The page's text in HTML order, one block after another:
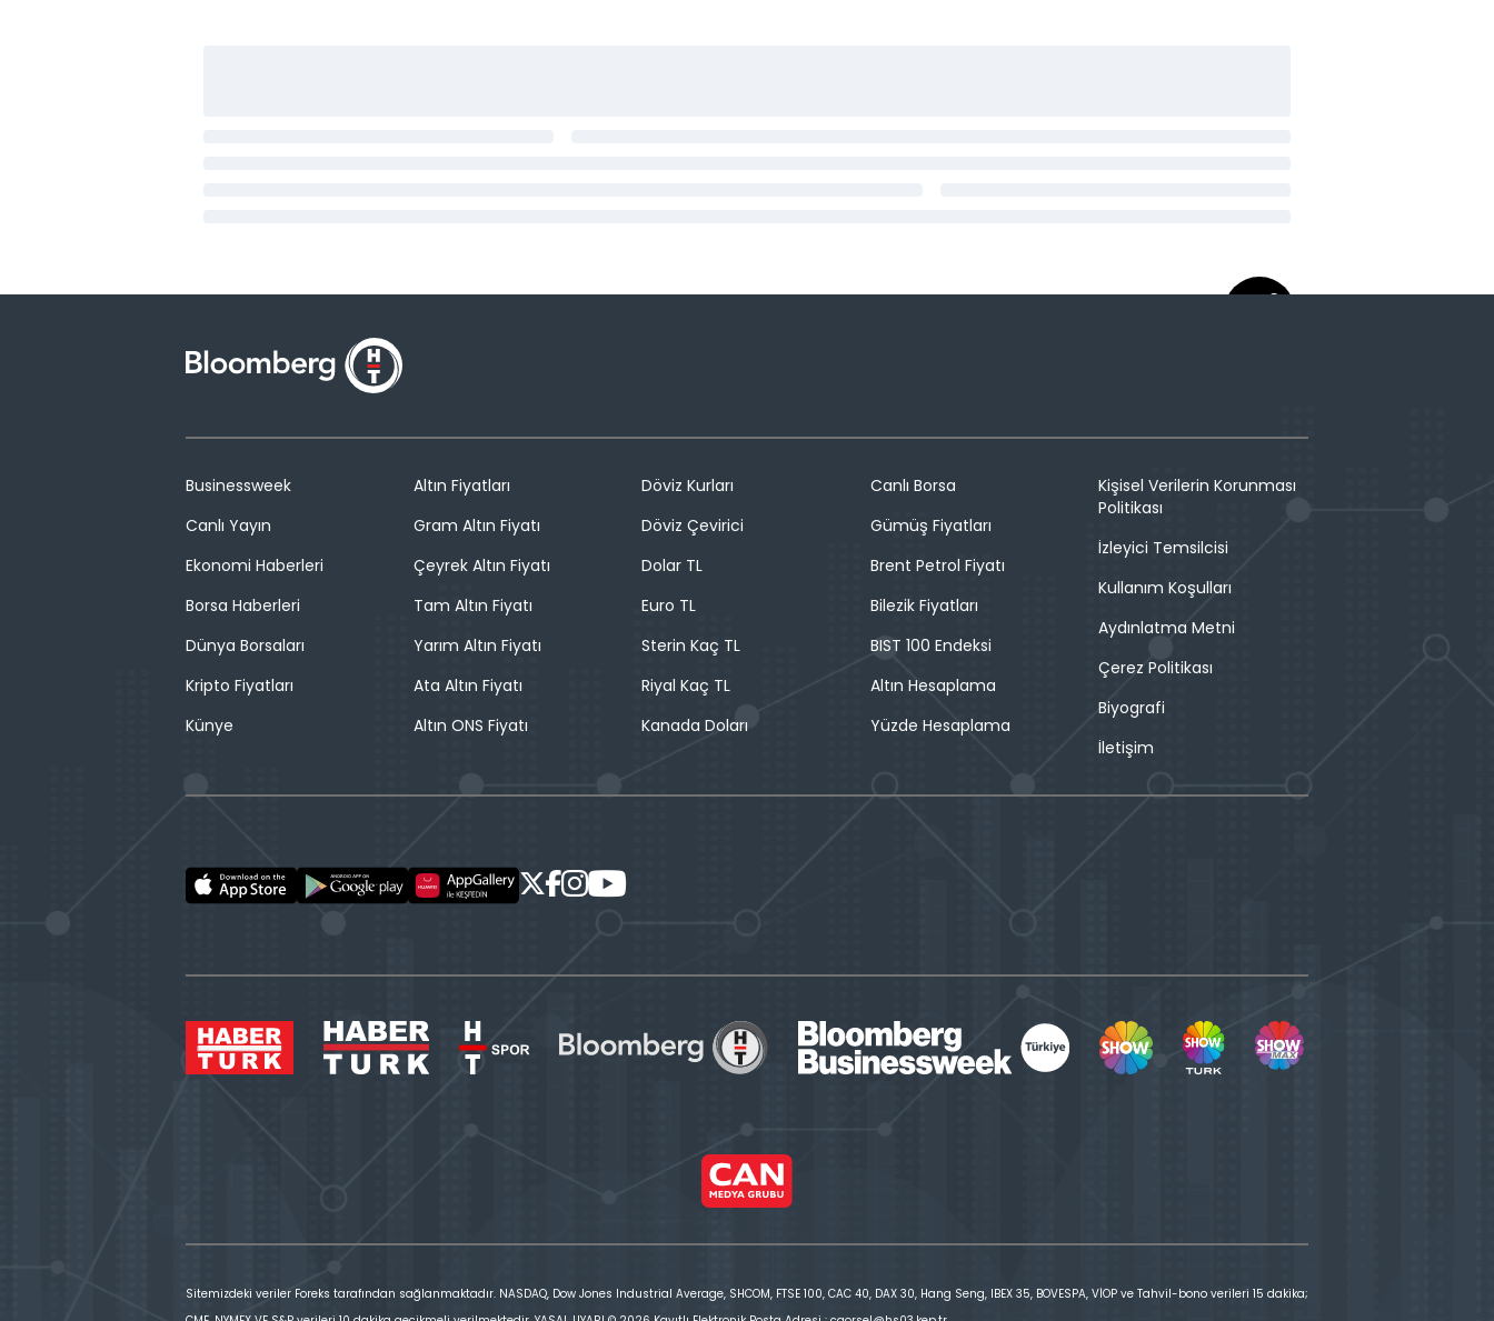
Businessweek
Canlı Yayın
Ekonomi Haberleri
Borsa Haberleri
Dünya Borsaları
Kripto Fiyatları
Künye
Altın Fiyatları
Gram Altın Fiyatı
Çeyrek Altın Fiyatı
Tam Altın Fiyatı
Yarım Altın Fiyatı
Ata Altın Fiyatı
Altın ONS Fiyatı
Döviz Kurları
Döviz Çevirici
Dolar TL
Euro TL
Sterin Kaç TL
Riyal Kaç TL
Kanada Doları
Canlı Borsa
Gümüş Fiyatları
Brent Petrol Fiyatı
Bilezik Fiyatları
BIST 100 Endeksi
Altın Hesaplama
Yüzde Hesaplama
Kişisel Verilerin Korunması
Politikası
İzleyici Temsilcisi
Kullanım Koşulları
Aydınlatma Metni
Çerez Politikası
Biyografi
İletişim
Sitemizdeki veriler Foreks tarafından sağlanmaktadır. NASDAQ, Dow Jones Industrial Average, SHCOM, FTSE 100, CAC 40, DAX 30, Hang Seng, IBEX 35, BOVESPA, VİOP ve Tahvil-bono verileri 15 dakika;